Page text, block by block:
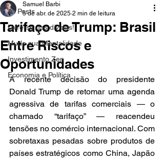
All Posts
Livre-se das dívidas!
Mude sua Mentalidade
Investimento Zen
Economia e Política
Tarifaço de Trump: Brasil
Entre Riscos e
Oportunidades
Samuel Barbi
5 de abr. de 2025 2 min de leitura
A recente decisão do presidente
Donald Trump de retomar uma agenda
agressiva de tarifas comerciais — o
chamado “tarifaço” — reacendeu
tensões no comércio internacional. Com
sobretaxas pesadas sobre produtos de
países estratégicos como China, Japão